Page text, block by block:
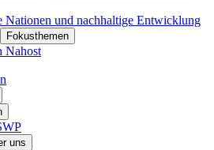
Nationen und nachhaltige Entwicklung
Fokusthemen
Nahost
uns